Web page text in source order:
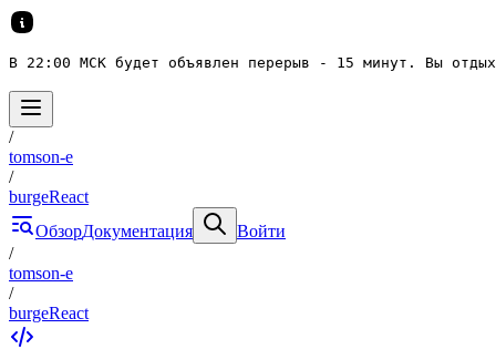
В 22:00 МСК будет объявлен перерыв - 15 минут. Вы
/
tomson-e
/
burgeReact
ОбзорДокументация
Войти
/
tomson-e
/
burgeReact